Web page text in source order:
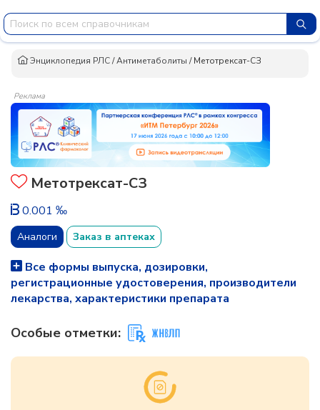
Энциклопедия РЛС/Антиметаболиты /Метотрексат-СЗ
Реклама
Метотрексат-СЗ
0.001 ‰
Аналоги Заказ в аптеках
Все формы выпуска, дозировки,
регистрационные удостоверения, производители
лекарства, характеристики препарата
Особые отметки: